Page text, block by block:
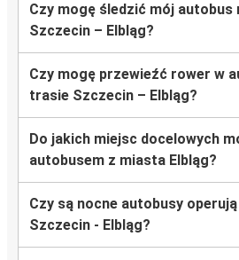
Czy mogę śledzić mój autobus
Szczecin – Elbląg?
Czy mogę przewieźć rower w
trasie Szczecin – Elbląg?
Do jakich miejsc docelowych
autobusem z miasta Elbląg?
Czy są nocne autobusy
Szczecin - Elbląg?